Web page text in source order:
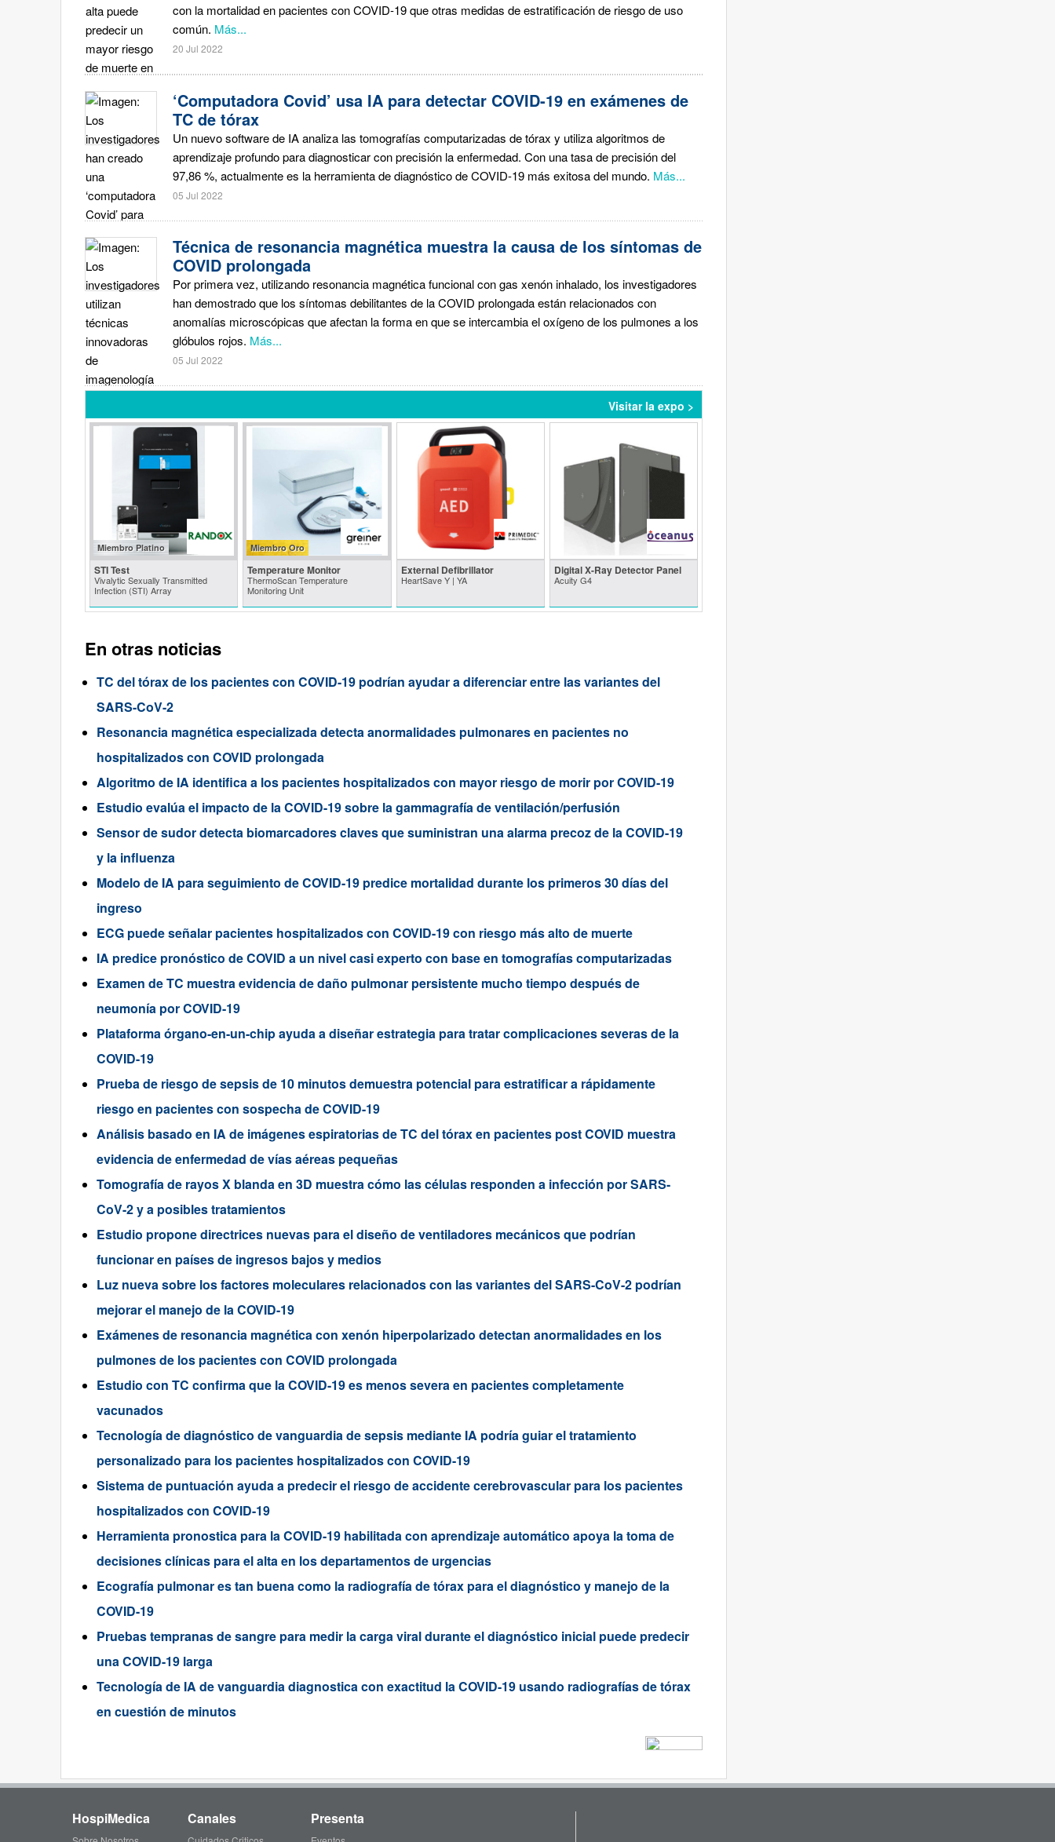
con la mortalidad en pacientes con COVID-19 que otras medidas de estratificación de riesgo de uso
común. Más...
20 Jul 2022
‘Computadora Covid’ usa IA para detectar COVID-19 en exámenes de
TC de tórax
Un nuevo software de IA analiza las tomografías computarizadas de tórax y utiliza algoritmos de
aprendizaje profundo para diagnosticar con precisión la enfermedad. Con una tasa de precisión del
97,86 %, actualmente es la herramienta de diagnóstico de COVID-19 más exitosa del mundo. Más...
05 Jul 2022
Técnica de resonancia magnética muestra la causa de los síntomas de
COVID prolongada
Por primera vez, utilizando resonancia magnética funcional con gas xenón inhalado, los investigadores
han demostrado que los síntomas debilitantes de la COVID prolongada están relacionados con
anomalías microscópicas que afectan la forma en que se intercambia el oxígeno de los pulmones a los
glóbulos rojos. Más...
05 Jul 2022
Visitar la expo >
Miembro Platino
STI Test
Vivalytic Sexually Transmitted
Infection (STI) Array
Miembro Oro
Temperature Monitor
ThermoScan Temperature
Monitoring Unit
External Defibrillator
HeartSave Y | YA
Digital X-Ray Detector Panel
Acuity G4
En otras noticias
TC del tórax de los pacientes con COVID-19 podrían ayudar a diferenciar entre las variantes del
SARS-CoV-2
Resonancia magnética especializada detecta anormalidades pulmonares en pacientes no
hospitalizados con COVID prolongada
Algoritmo de IA identifica a los pacientes hospitalizados con mayor riesgo de morir por COVID-19
Estudio evalúa el impacto de la COVID-19 sobre la gammagrafía de ventilación/perfusión
Sensor de sudor detecta biomarcadores claves que suministran una alarma precoz de la COVID-19
y la influenza
Modelo de IA para seguimiento de COVID-19 predice mortalidad durante los primeros 30 días del
ingreso
ECG puede señalar pacientes hospitalizados con COVID-19 con riesgo más alto de muerte
IA predice pronóstico de COVID a un nivel casi experto con base en tomografías computarizadas
Examen de TC muestra evidencia de daño pulmonar persistente mucho tiempo después de
neumonía por COVID-19
Plataforma órgano-en-un-chip ayuda a diseñar estrategia para tratar complicaciones severas de la
COVID-19
Prueba de riesgo de sepsis de 10 minutos demuestra potencial para estratificar a rápidamente
riesgo en pacientes con sospecha de COVID-19
Análisis basado en IA de imágenes espiratorias de TC del tórax en pacientes post COVID muestra
evidencia de enfermedad de vías aéreas pequeñas
Tomografía de rayos X blanda en 3D muestra cómo las células responden a infección por SARS-
CoV-2 y a posibles tratamientos
Estudio propone directrices nuevas para el diseño de ventiladores mecánicos que podrían
funcionar en países de ingresos bajos y medios
Luz nueva sobre los factores moleculares relacionados con las variantes del SARS-CoV-2 podrían
mejorar el manejo de la COVID-19
Exámenes de resonancia magnética con xenón hiperpolarizado detectan anormalidades en los
pulmones de los pacientes con COVID prolongada
Estudio con TC confirma que la COVID-19 es menos severa en pacientes completamente
vacunados
Tecnología de diagnóstico de vanguardia de sepsis mediante IA podría guiar el tratamiento
personalizado para los pacientes hospitalizados con COVID-19
Sistema de puntuación ayuda a predecir el riesgo de accidente cerebrovascular para los pacientes
hospitalizados con COVID-19
Herramienta pronostica para la COVID-19 habilitada con aprendizaje automático apoya la toma de
decisiones clínicas para el alta en los departamentos de urgencias
Ecografía pulmonar es tan buena como la radiografía de tórax para el diagnóstico y manejo de la
COVID-19
Pruebas tempranas de sangre para medir la carga viral durante el diagnóstico inicial puede predecir
una COVID-19 larga
Tecnología de IA de vanguardia diagnostica con exactitud la COVID-19 usando radiografías de tórax
en cuestión de minutos
HospiMedica Canales Presenta